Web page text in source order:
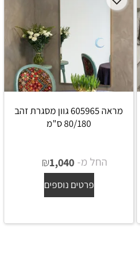
מראה 605965 גוון מסגרת זהב
80/180 ס"מ
החל מ- ₪1,040
פרטים נוספים